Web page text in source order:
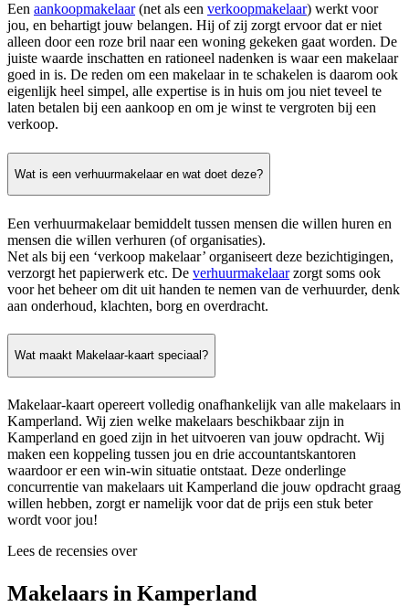
Een aankoopmakelaar(net als een verkoopmakelaar) werkt voor
jou, en behartigt jouw belangen. Hij of zij zorgt ervoor dat er niet
alleen door een roze bril naar een woning gekeken gaat worden. De
juiste waarde inschatten en rationeel nadenken is waar een makelaar
goed in is. De reden om een makelaar in te schakelen is daarom ook
eigenlijk heel simpel, alle expertise is in huis om jou niet teveel te
laten betalen bij een aankoop en om je winst te vergroten bij een
verkoop.
Wat is een verhuurmakelaar en wat doet deze?
Een verhuurmakelaar bemiddelt tussen mensen die willen huren en
mensen die willen verhuren (of organisaties).
Net als bij een ‘verkoop makelaar’ organiseert deze bezichtigingen,
verzorgt het papierwerk etc. De verhuurmakelaarzorgt soms ook
voor het beheer om dit uit handen te nemen van de verhuurder, denk
aan onderhoud, klachten, borg en overdracht.
Wat maakt Makelaar-kaart speciaal?
Makelaar-kaart opereert volledig onafhankelijk van alle makelaars in
Kamperland. Wij zien welke makelaars beschikbaar zijn in
Kamperland en goed zijn in het uitvoeren van jouw opdracht. Wij
maken een koppeling tussen jou en drie accountantskantoren
waardoor er een win-win situatie ontstaat. Deze onderlinge
concurrentie van makelaars uit Kamperland die jouw opdracht graag
willen hebben, zorgt er namelijk voor dat de prijs een stuk beter
wordt voor jou!
Lees de recensies over
Makelaars in Kamperland